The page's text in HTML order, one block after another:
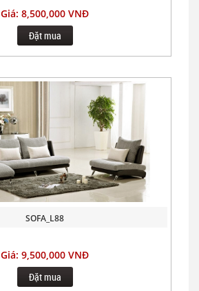
Giá: 8,500,000 VNĐ
Đặt mua
SOFA_L88
Giá: 9,500,000 VNĐ
Đặt mua